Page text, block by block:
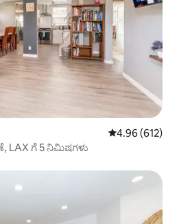
5 ರಲ್ಲಿ 4.96
4.96 (612)
LAX ಗೆ 5 ನಿಮಿಷಗಳು